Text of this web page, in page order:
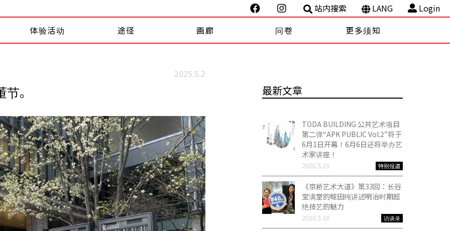
站内搜索 LANG
Login
体验活动
途径 画廊 问卷 更多须知
2025.5.2
。 最新文章
TODA BUILDING 公共艺术项目
第二弹“APK PUBLIC Vol.2”将于
6月1日开幕！6月6日还将举办艺
术家讲座！
2026.5.29 特别报道
《京桥艺术大道》第33回：长谷
宝满堂的蛭田纯讲述明治时期超
绝技艺的魅力
2026.5.18 访谈录